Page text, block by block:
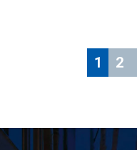
1 2